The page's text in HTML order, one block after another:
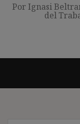
Por Ignasi
del